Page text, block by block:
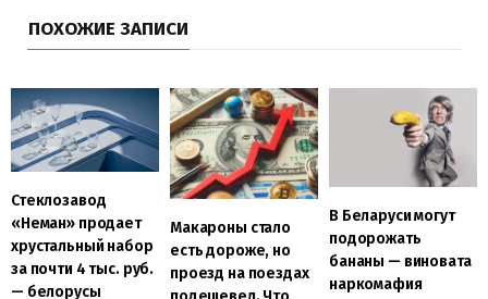
ПОХОЖИЕ ЗАПИСИ
Стеклозавод
«Неман» продает
хрустальный набор
за почти 4 тыс. руб.
— белорусы
Макароны стало
есть дороже, но
проезд на поездах
В Беларуси могут
подорожать
бананы — виновата
наркомафия